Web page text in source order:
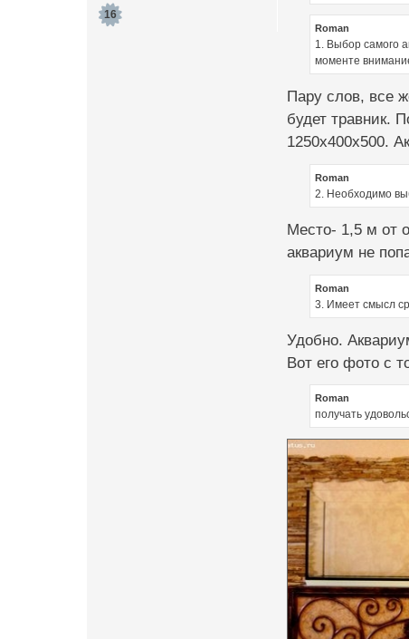
16
Roman
1. Выбор самого
моменте
Пару слов, все
будет травник.
1250х400х500.
Roman
2. Необходимо
Место- 1,5 м от
аквариум не
Roman
3. Имеет смысл
Удобно.
Вот его фото с
Roman
получать